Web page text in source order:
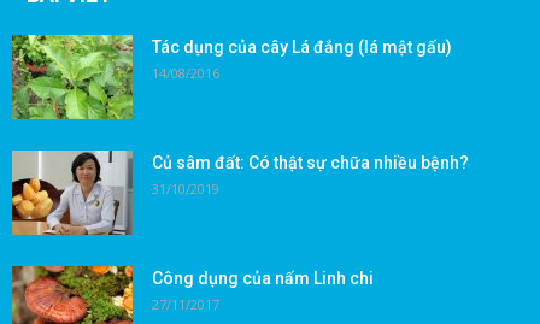
Tác dụng của cây Lá đắng (lá mật gấu)
14/08/2016
Củ sâm đất: Có thật sự chữa nhiều bệnh?
31/10/2019
Công dụng của nấm Linh chi
27/11/2017